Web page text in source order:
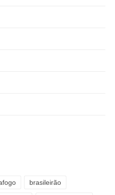
brasileirão